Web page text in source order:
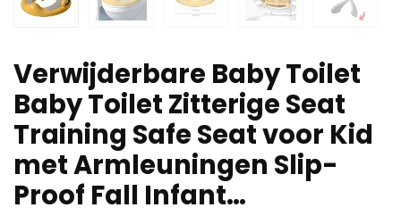
Verwijderbare Baby Toilet
Baby Toilet Zitterige Seat
Training Safe Seat voor Kid
met Armleuningen Slip-
Proof Fall Infant…